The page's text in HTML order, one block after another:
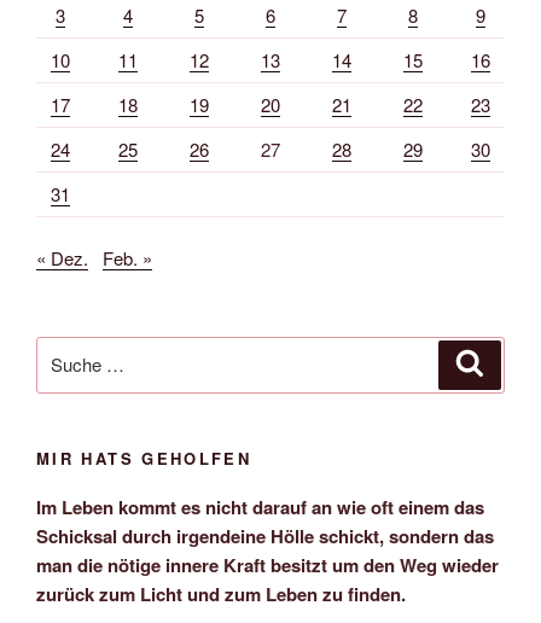
3
4 5 6 7 8
9
10
11 12 13 14 15
16
17
18 19 20 21 22
23
24
25 26 27 28 29
30
31
« Dez. Feb. »
nach:
MIR HATS GEHOLFEN
Im Leben kommt es nicht darauf an wie oft einem das
Schicksal durch irgendeine Hölle schickt, sondern das
man die nötige innere Kraft besitzt um den Weg wieder
zurück zum Licht und zum Leben zu finden.